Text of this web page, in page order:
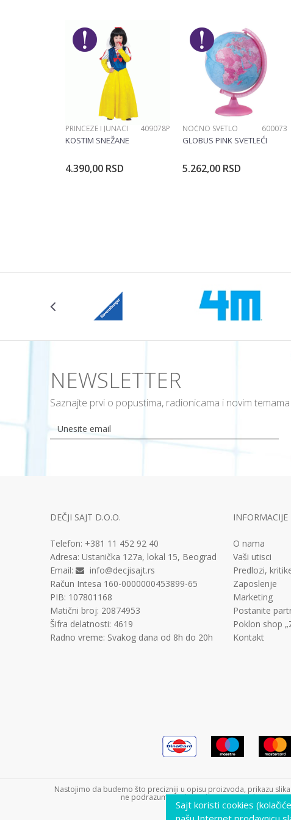
Brend
Poruka
POŠALJI
PRINCEZE I JUNACI 409078P
KOSTIM SNEŽANE
4.390,00 RSD
NOĆNO SVETLO 600073
GLOBUS PINK SVETLEĆI
5.262,00 RSD
NEWSLETTER
Saznajte prvi o popustima, radionicama i novim
DEČJI SAJT D.O.O.
Telefon: +381 11 452 92 40
Adresa: Ustanička 127a, lokal 15, Beograd
Email:
info@decjisajt.rs
Račun Intesa 160-0000000453899-65
PIB: 107801168
Matični broj: 20874953
Šifra delatnosti: 4619
Radno vreme: Svakog dana od 8h do 20h
INFORMACIJE
O nama
Vaši utisci
Predlozi,
Zaposlenje
Marketing
Postanite
Poklon shop
Kontakt
Nastojimo da budemo što precizniji u opisu proizvoda, prikazu
ne podrazumeva da su dostupni u svakom
Sajt koristi cookies